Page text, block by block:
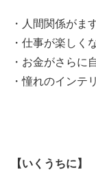
・人間関係がま
・仕事が楽しく
・お金がさらに
・憧れのインテ
【いくうちに】